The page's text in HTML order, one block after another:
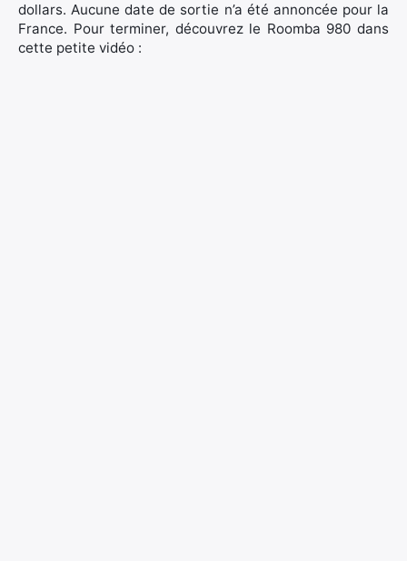
dollars. Aucune date de sortie n’a été annoncée pour la
France. Pour terminer, découvrez le Roomba 980 dans
cette petite vidéo :